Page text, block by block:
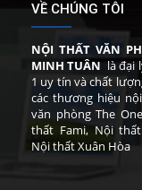
VỀ CHÚNG TÔI
NỘI THẤT VĂN
MINH TUÂN là đại
1 uy tín và chất
các thương hiệu
văn phòng The
thất Fami, Nội
Nội thất Xuân Hòa